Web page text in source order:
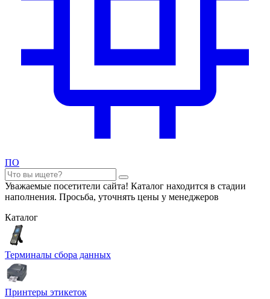
ПО
Уважаемые посетители сайта! Каталог находится в стадии
наполнения. Просьба, уточнять цены у менеджеров
Каталог
Терминалы сбора данных
Принтеры этикеток